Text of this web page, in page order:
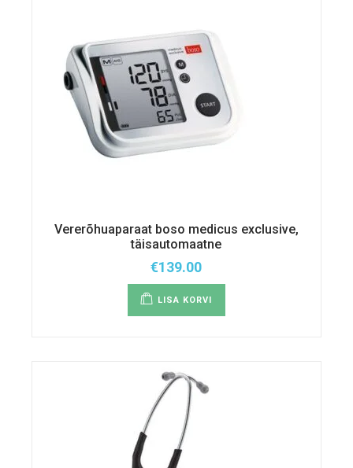
Vererõhuaparaat boso medicus exclusive,
täisautomaatne
€139.00
LISA KORVI